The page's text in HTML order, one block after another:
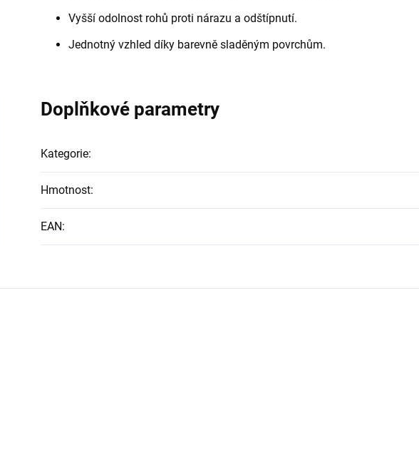
Vyšší odolnost rohů proti nárazu a odštípnutí.
Jednotný vzhled díky barevně sladěným povrchům.
Doplňkové parametry
Kategorie:
Hmotnost:
EAN: